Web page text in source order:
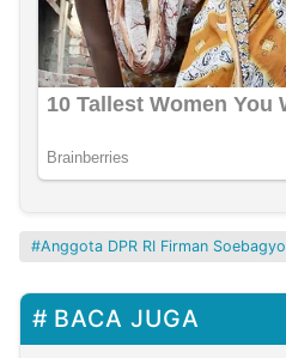
Anggota DPR RI Firman Soebagyo
BACA JUGA